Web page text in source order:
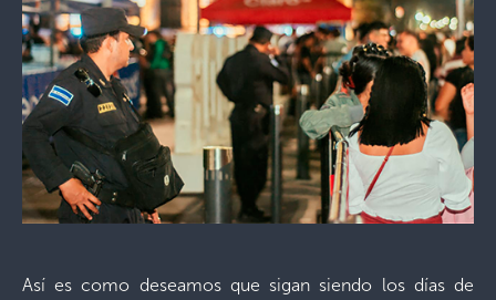
Así es como deseamos que sigan siendo los días de